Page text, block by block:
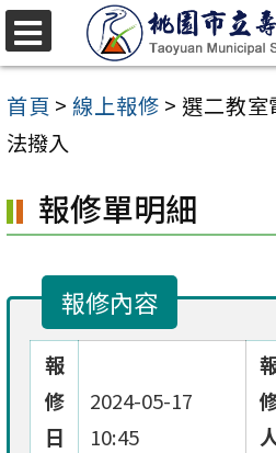
跳
至
主
要
容
區
首頁 >線上報修 > 選二教
法撥入
報修單明細
報修內容
報
修
日
2024-05-17
10:45
選
單